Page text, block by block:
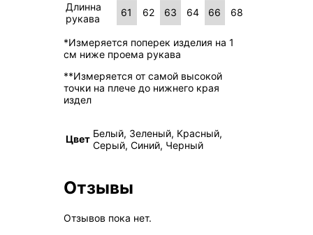
Длинна
рукава
61 62 63 64 66 68
*Измеряется поперек изделия на 1
см ниже проема рукава
**Измеряется от самой высокой
точки на плече до нижнего края
издел
Цвет Белый, Зеленый, Красный,
Серый, Синий, Черный
Отзывы
Отзывов пока нет.